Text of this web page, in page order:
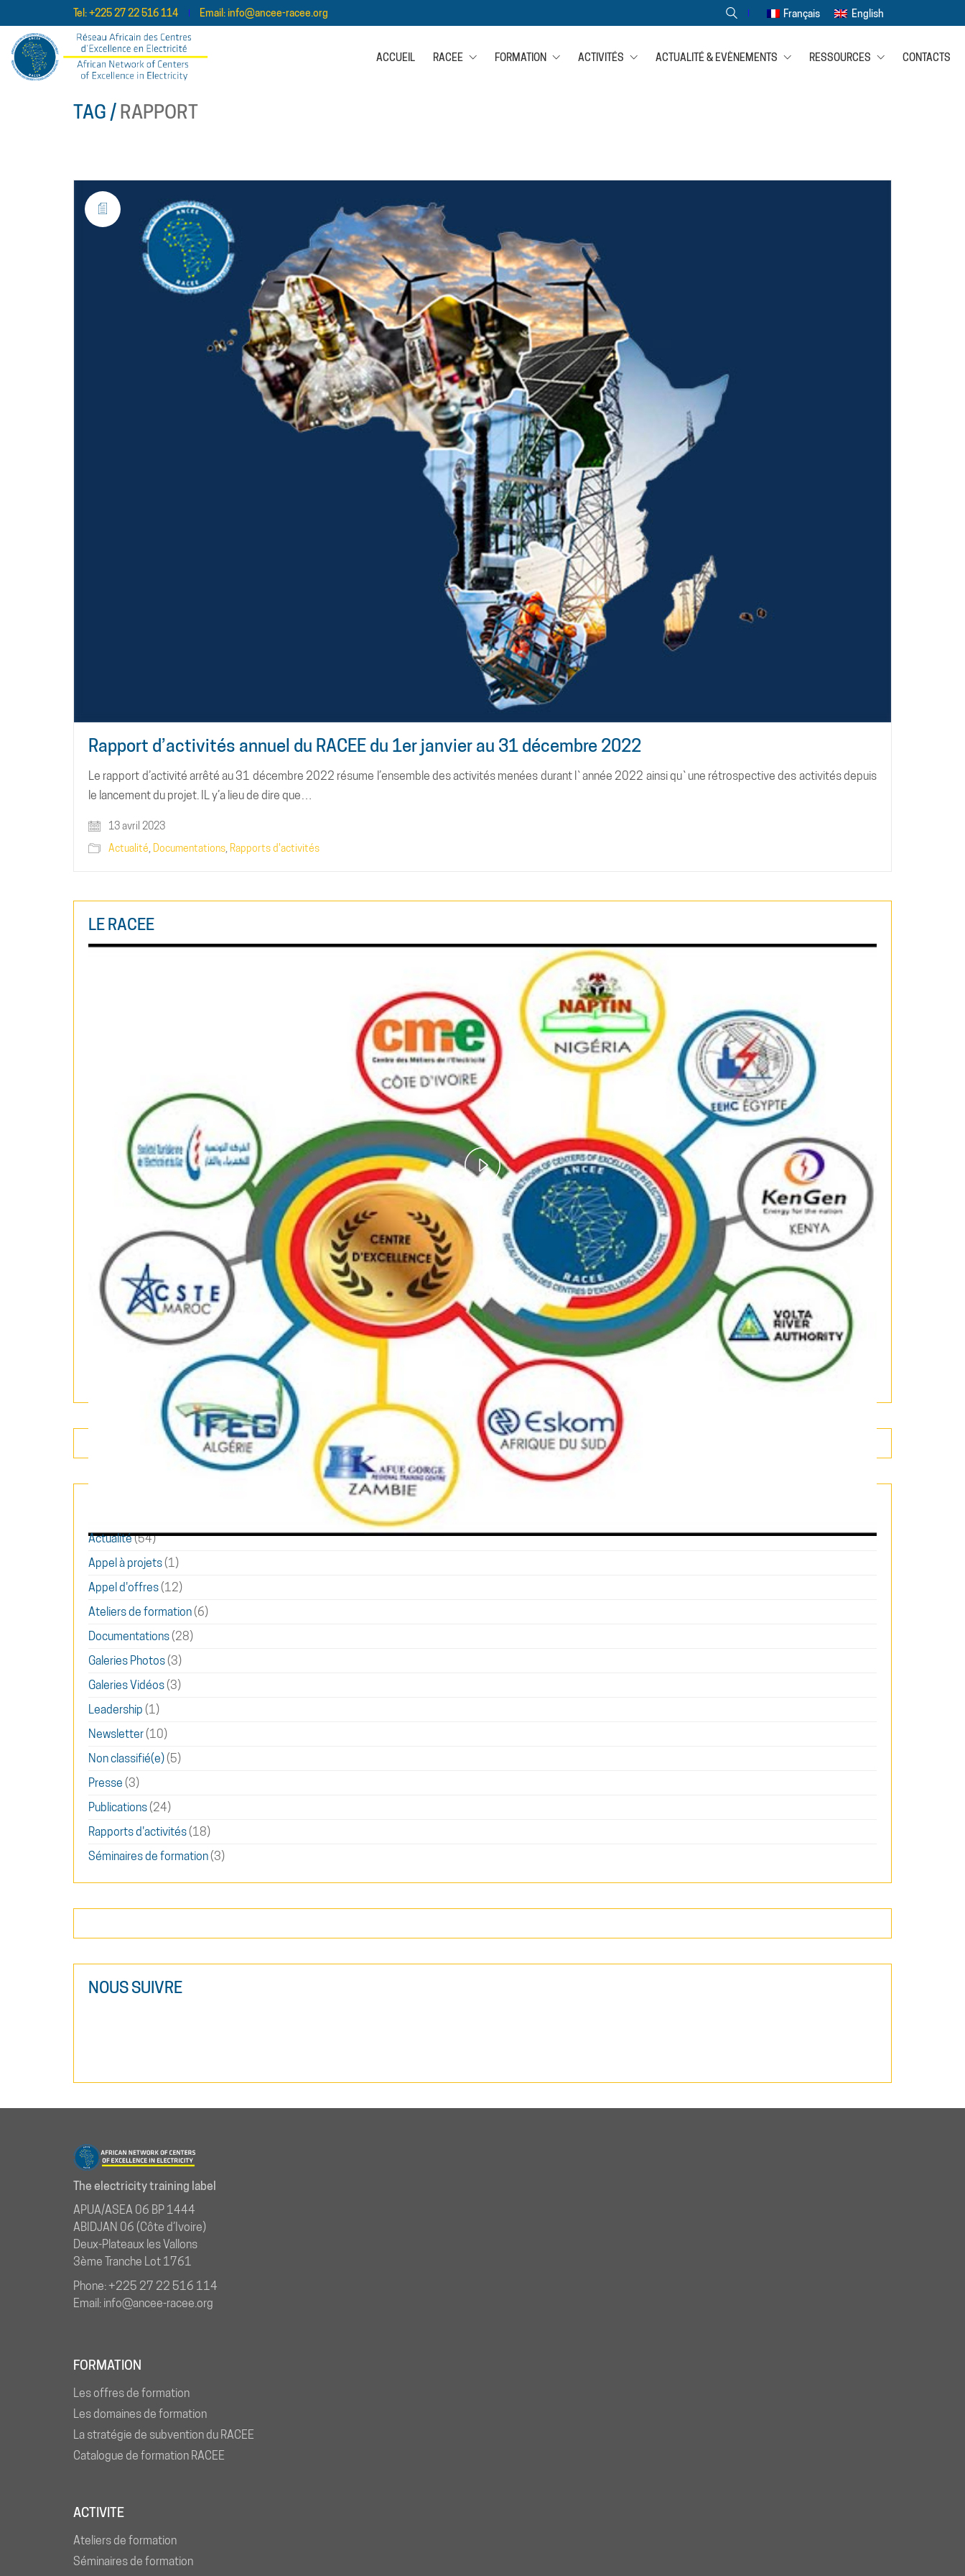
Tel:+225 27 22 516 114 Email:info@ancee-racee.org Français English
ACCUEIL RACEE FORMATION ACTIVITÉS ACTUALITÉ & EVÈNEMENTS RESSOURCES CONTACTS
TAG /RAPPORT
Rapport d’activités annuel du RACEE du 1er janvier au 31 décembre 2022
Le rapport d’activité arrêté au 31 décembre 2022 résume l’ensemble des activités menées durant l`année 2022 ainsi qu`une rétrospective des activités depuis
le lancement du projet. IL y’a lieu de dire que…
13 avril 2023
Actualité, Documentations, Rapports d'activités
LE RACEE
Play
Video
Actualité(54)
Appel à projets(1)
Appel d'offres(12)
Ateliers de formation(6)
Documentations(28)
Galeries Photos(3)
Galeries Vidéos(3)
Leadership (1)
Newsletter(10)
Non classifié(e)(5)
Presse (3)
Publications(24)
Rapports d'activités(18)
Séminaires de formation(3)
NOUS SUIVRE
The electricity training label
APUA/ASEA 06 BP 1444
ABIDJAN 06 (Côte d’Ivoire)
Deux-Plateaux les Vallons
3ème Tranche Lot 1761
Phone: +225 27 22 516 114
Email: info@ancee-racee.org
FORMATION
Les offres de formation
Les domaines de formation
La stratégie de subvention du RACEE
Catalogue de formation RACEE
ACTIVITE
Ateliers de formation
Séminaires de formation